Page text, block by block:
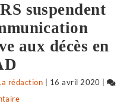
suspendent
aux décès en
rédaction 16 avril 2020 |